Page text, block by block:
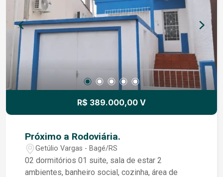
para quem busca uma residência funcional e com
ótimo custo-benefício. Agende sua visita!
R$ 389.000,00 V
Próximo a Rodoviária.
Getúlio Vargas - Bagé/RS
02 dormitórios 01 suite, sala de estar 2
ambientes, banheiro social, cozinha, área de